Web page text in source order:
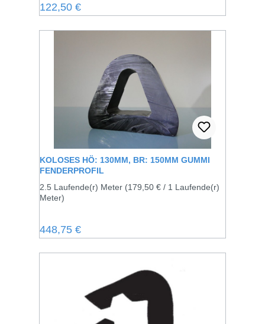
Regulärer Preis:
122,50 €
KOLOSES HÖ: 130MM, BR: 150MM GUMMI
FENDERPROFIL
2.5 Laufende(r) Meter (179,50 € / 1 Laufende(r)
Meter)
Regulärer Preis:
448,75 €